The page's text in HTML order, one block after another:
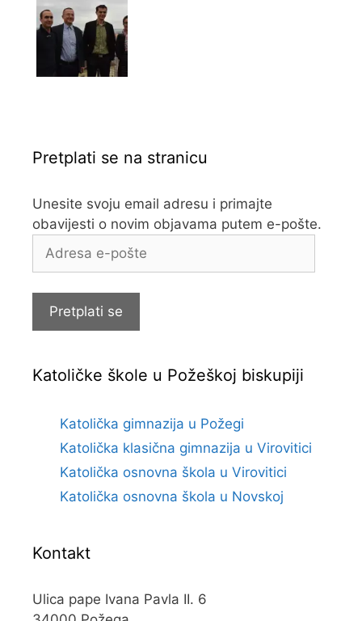
Pretplati se na stranicu
Unesite svoju email adresu i primajte
obavijesti o novim objavama putem e-pošte.
e-
Pretplati se
Katoličke škole u Požeškoj biskupiji
Katolička gimnazija u Požegi
Katolička klasična gimnazija u Virovitici
Katolička osnovna škola u Virovitici
Katolička osnovna škola u Novskoj
Kontakt
Ulica pape Ivana Pavla II. 6